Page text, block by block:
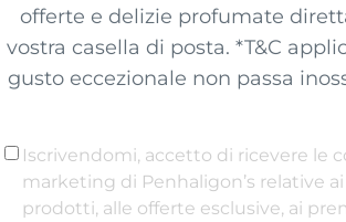
offerte e delizie profumate
vostra casella di posta. *T&C
gusto eccezionale non passa
Iscrivendomi, accetto di ricevere le
marketing di Penhaligon’s relative
prodotti, alle offerte esclusive, ai